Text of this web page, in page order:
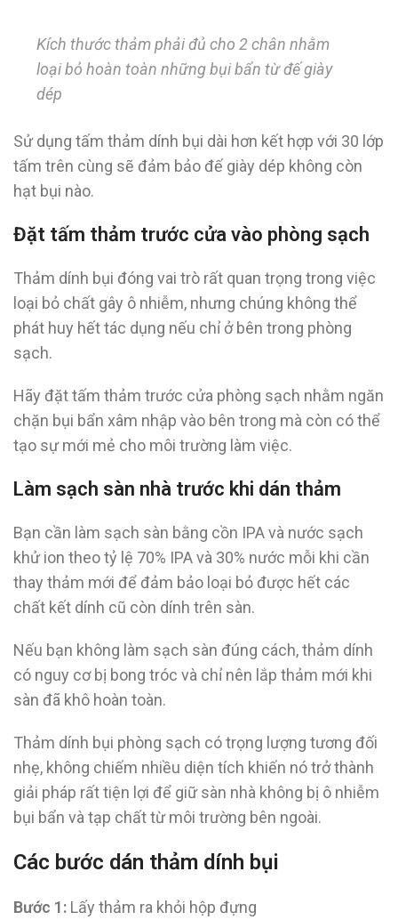
Kích thước thảm phải đủ cho 2 chân nhằm
loại bỏ hoàn toàn những bụi bẩn từ đế giày
dép
Sử dụng tấm thảm dính bụi dài hơn kết hợp với 30 lớp
tấm trên cùng sẽ đảm bảo đế giày dép không còn
hạt bụi nào.
Đặt tấm thảm trước cửa vào phòng sạch
Thảm dính bụi đóng vai trò rất quan trọng trong việc
loại bỏ chất gây ô nhiễm, nhưng chúng không thể
phát huy hết tác dụng nếu chỉ ở bên trong phòng
sạch.
Hãy đặt tấm thảm trước cửa phòng sạch nhằm ngăn
chặn bụi bẩn xâm nhập vào bên trong mà còn có thể
tạo sự mới mẻ cho môi trường làm việc.
Làm sạch sàn nhà trước khi dán thảm
Bạn cần làm sạch sàn bằng cồn IPA và nước sạch
khử ion theo tỷ lệ 70% IPA và 30% nước mỗi khi cần
thay thảm mới để đảm bảo loại bỏ được hết các
chất kết dính cũ còn dính trên sàn.
Nếu bạn không làm sạch sàn đúng cách, thảm dính
có nguy cơ bị bong tróc và chỉ nên lắp thảm mới khi
sàn đã khô hoàn toàn.
Thảm dính bụi phòng sạch có trọng lượng tương đối
nhẹ, không chiếm nhiều diện tích khiến nó trở thành
giải pháp rất tiện lợi để giữ sàn nhà không bị ô nhiễm
bụi bẩn và tạp chất từ môi trường bên ngoài.
Các bước dán thảm dính bụi
Bước 1: Lấy thảm ra khỏi hộp đựng